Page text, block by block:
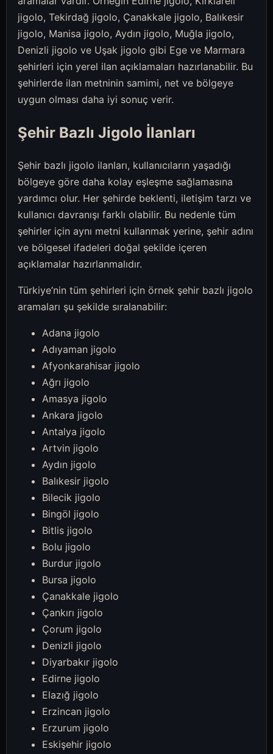
jigolo, Tekirdağ jigolo, Çanakkale jigolo, Balıkesir
jigolo, Manisa jigolo, Aydın jigolo, Muğla jigolo,
Denizli jigolo ve Uşak jigolo gibi Ege ve Marmara
şehirleri için yerel ilan açıklamaları hazırlanabilir. Bu
şehirlerde ilan metninin samimi, net ve bölgeye
uygun olması daha iyi sonuç verir.
Şehir Bazlı Jigolo İlanları
Şehir bazlı jigolo ilanları, kullanıcıların yaşadığı
bölgeye göre daha kolay eşleşme sağlamasına
yardımcı olur. Her şehirde beklenti, iletişim tarzı ve
kullanıcı davranışı farklı olabilir. Bu nedenle tüm
şehirler için aynı metni kullanmak yerine, şehir adını
ve bölgesel ifadeleri doğal şekilde içeren
açıklamalar hazırlanmalıdır.
Türkiye’nin tüm şehirleri için örnek şehir bazlı jigolo
aramaları şu şekilde sıralanabilir:
Adana jigolo
Adıyaman jigolo
Afyonkarahisar jigolo
Ağrı jigolo
Amasya jigolo
Ankara jigolo
Antalya jigolo
Artvin jigolo
Aydın jigolo
Balıkesir jigolo
Bilecik jigolo
Bingöl jigolo
Bitlis jigolo
Bolu jigolo
Burdur jigolo
Bursa jigolo
Çanakkale jigolo
Çankırı jigolo
Çorum jigolo
Denizli jigolo
Diyarbakır jigolo
Edirne jigolo
Elazığ jigolo
Erzincan jigolo
Erzurum jigolo
Eskişehir jigolo